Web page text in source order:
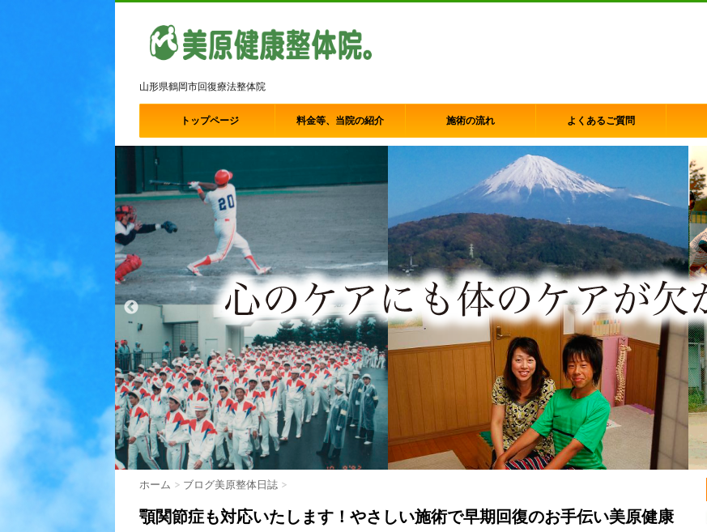
山形県鶴岡市回復療法整体院
トップページ 料金等、当院の紹介 施術の流れ よくあるご質問
ホーム > ブログ美原整体日誌 >
顎関節症も対応いたします！やさしい施術で早期回復のお手伝い美原健康